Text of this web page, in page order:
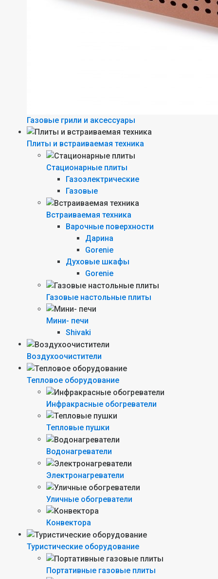
Газовые грили и аксессуары
Плиты и встраиваемая техника
Стационарные плиты
Газоэлектрические
Газовые
Встраиваемая техника
Варочные поверхности
Дарина
Gorenie
Духовые шкафы
Gorenie
Газовые настольные плиты
Мини- печи
Shivaki
Воздухоочистители
Тепловое оборудование
Инфракрасные обогреватели
Тепловые пушки
Водонагреватели
Электронагреватели
Уличные обогреватели
Конвектора
Туристические оборудование
Портативные газовые плиты